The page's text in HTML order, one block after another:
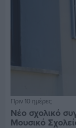
Πριν 10 ημέρες
Νέο σχολικό
Μουσικό